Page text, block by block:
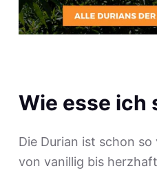
Wie esse ich
Die Durian ist schon
von vanillig bis